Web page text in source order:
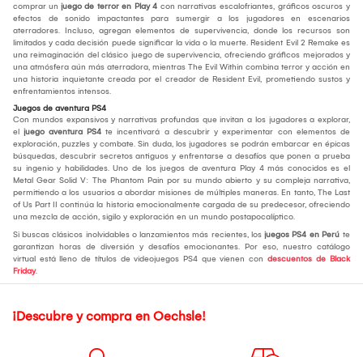
comprar un juego de terror en Play 4 con narrativas escalofriantes, gráficos oscuros y
efectos de sonido impactantes para sumergir a los jugadores en escenarios
aterradores. Incluso, agregan elementos de supervivencia, donde los recursos son
limitados y cada decisión puede significar la vida o la muerte. Resident Evil 2 Remake es
una reimaginación del clásico juego de supervivencia, ofreciendo gráficos mejorados y
una atmósfera aún más aterradora, mientras The Evil Within combina terror y acción en
una historia inquietante creada por el creador de Resident Evil, prometiendo sustos y
enfrentamientos intensos.
Juegos de aventura PS4
Con mundos expansivos y narrativas profundas que invitan a los jugadores a explorar,
el juego aventura PS4 te incentivará a descubrir y experimentar con elementos de
exploración, puzzles y combate. Sin duda, los jugadores se podrán embarcar en épicas
búsquedas, descubrir secretos antiguos y enfrentarse a desafíos que ponen a prueba
su ingenio y habilidades. Uno de los juegos de aventura Play 4 más conocidos es el
Metal Gear Solid V: The Phantom Pain por su mundo abierto y su compleja narrativa,
permitiendo a los usuarios a abordar misiones de múltiples maneras. En tanto, The Last
of Us Part II continúa la historia emocionalmente cargada de su predecesor, ofreciendo
una mezcla de acción, sigilo y exploración en un mundo postapocalíptico.
Si buscas clásicos inolvidables o lanzamientos más recientes, los juegos PS4 en Perú te
garantizan horas de diversión y desafíos emocionantes. Por eso, nuestro catálogo
virtual está lleno de títulos de videojuegos PS4 que vienen con descuentos de Black
Friday.
¡Descubre y compra en Oechsle!